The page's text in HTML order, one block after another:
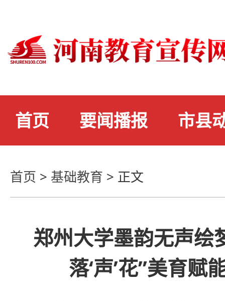
首页 要闻播报 市县
首页 > 基础教育 > 正文
郑州大学墨韵无声绘
落‘声’花”美育赋